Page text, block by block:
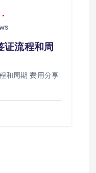
证流程和周
和周期 费用分享